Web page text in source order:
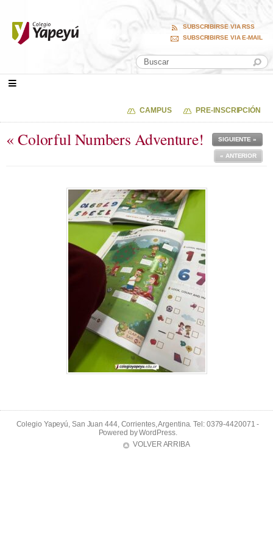
SUBSCRIBIRSE VIA RSS
SUBSCRIBIRSE VIA E-MAIL
CAMPUS PRE-INSCRIPCIÓN
« Colorful Numbers Adventure! SIGUIENTE »
« ANTERIOR
Colegio Yapeyú, San Juan 444, Corrientes, Argentina. Tel: 0379-4420071 -
Powered byWordPress.
VOLVER ARRIBA